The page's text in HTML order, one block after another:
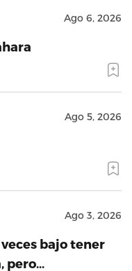
Ago 6, 2026
Ago 5, 2026
Ago 3, 2026
veces bajo tener
pero…